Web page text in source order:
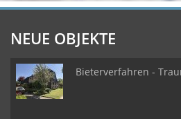
NEUE OBJEKTE
Bieterverfahren -